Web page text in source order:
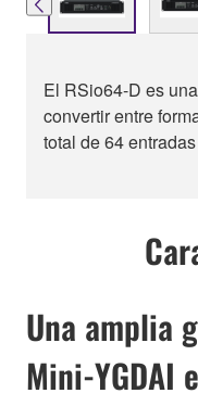
El RSio64-D es
convertir entre
total de 64
Una amplia
Mini-YGDAI